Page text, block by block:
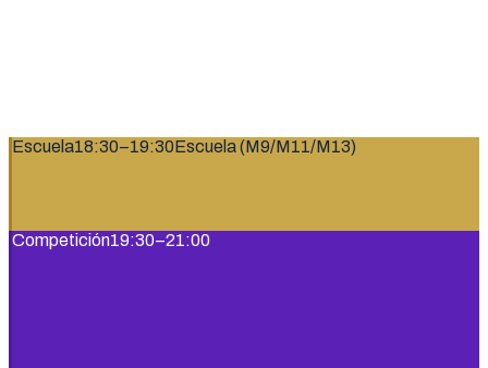
Escuela18:30–19:30Escuela (M9/M11/M13)
Competición19:30–21:00